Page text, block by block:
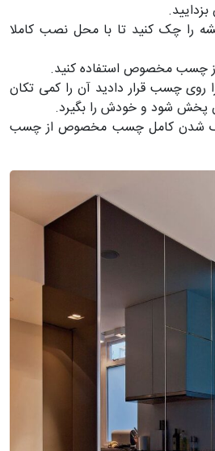
را چک کنید تا با محل نصب کاملا
چسب مخصوص استفاده کنید.
چسب قرار دادید آن را کمی تکان
پخش شود و خودش را بگیرد.
شدن کامل چسب مخصوص از چسب